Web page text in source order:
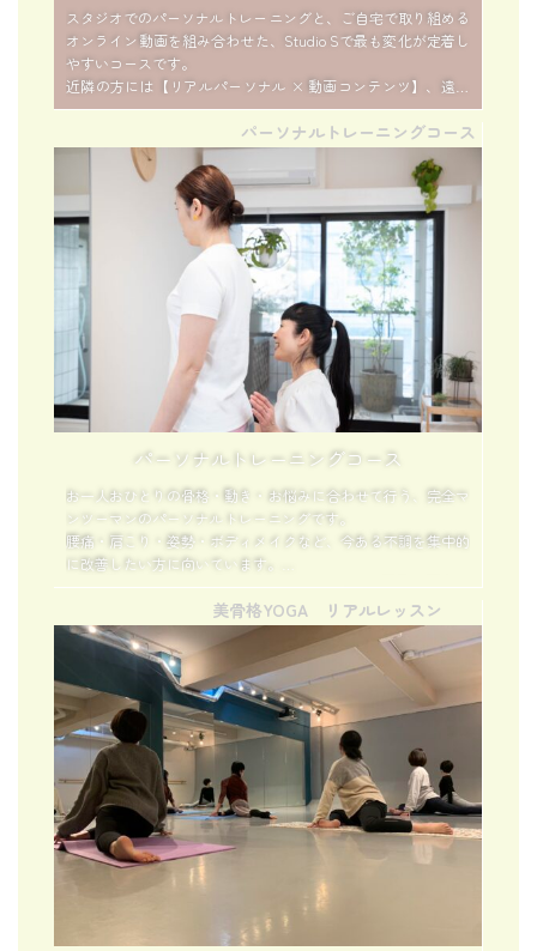
スタジオでのパーソナルトレーニングと、ご自宅で取り組める
オンライン動画を組み合わせた、Studio Sで最も変化が定着し
やすいコースです。
近隣の方には【リアルパーソナル × 動画コンテンツ】、遠方
の方には【オンラインパーソナル × 動画コンテンツ】を組み
合わせ、それぞれの環境に合わせて“最適な形”でサポートしま
す。
レッスンで整えたカラダを動画で学び、日常の動きやセルフケ
アで“リバウンドなく”育てていくことが特徴です。
一時的な改善ではなく、生活の中でキレイと快適を定着させた
い方、自力でも整えられる力を身につけたい方におすすめで
パーソナルトレーニングコース
パーソナルトレーニングコース
お一人おひとりの骨格・動き・お悩みに合わせて行う、完全マ
ンツーマンのパーソナルトレーニングです。
腰痛・肩こり・姿勢・ボディメイクなど、今ある不調を集中的
に改善したい方に向いています。
不調が強い時期は、まず整えることがキレイへの最善の近道。
プロの手で直接調整を受けながら、
一人でカラダを動かすことが苦手な方、
まずは自分の状態をしっかり知りたい方におすすめです。
美骨格YOGA リアルレッスン